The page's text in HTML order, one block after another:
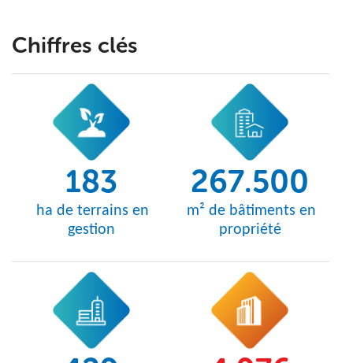
Chiffres clés
183
ha de terrains en
gestion
267.500
m² de bâtiments en
propriété